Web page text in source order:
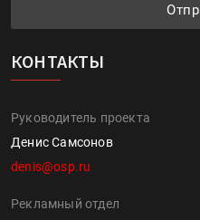
КОНТАКТЫ
Руководитель проекта
Денис Самсонов
denis@osp.ru
Рекламный отдел